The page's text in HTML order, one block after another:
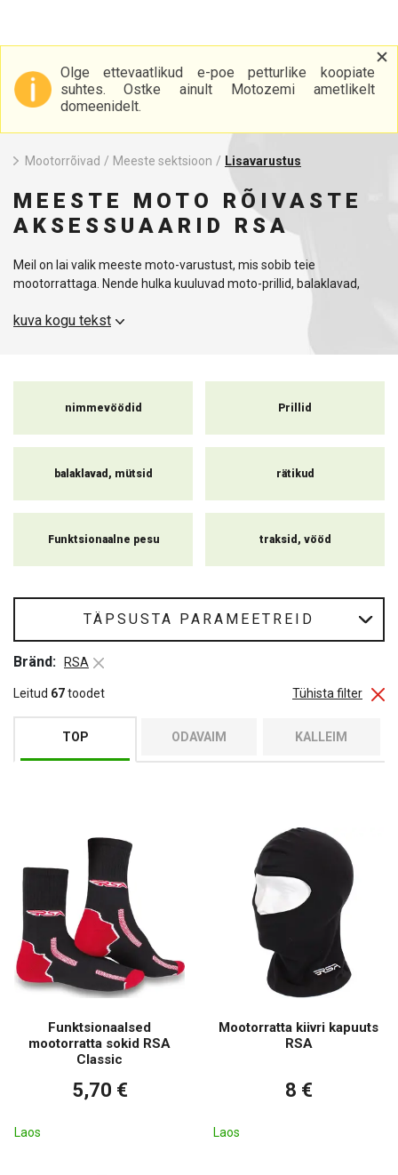
Olge ettevaatlikud e-poe petturlike koopiate
suhtes. Ostke ainult Motozemi ametlikelt
domeenidelt.
Mootorrõivad / Meeste sektsioon / Lisavarustus
MEESTE MOTO RÕIVASTE
AKSESSUAARID RSA
Meil on lai valik meeste moto-varustust, mis sobib teie
mootorrattaga. Nende hulka kuuluvad moto-prillid, balaklavad,
olulised kui kvaliteetsed saapad või kindad, sest näiteks prillid
ka päikeselisel päeval. Balaklava või sall hoiab teie kaela ja pea
kuva kogu tekst
nimmevöödid Prillid
balaklavad, mütsid rätikud
Funktsionaalne pesu traksid, vööd
TÄPSUSTA PARAMEETREID
Bränd: RSA
Tühista filter
Leitud 67toodet
TOP ODAVAIM KALLEIM
Funktsionaalsed
mootorratta sokid RSA
Classic
5,70 €
Laos
Mootorratta kiivri kapuuts
RSA
8 €
Laos